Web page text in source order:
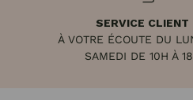
SERVICE CLIENT
À VOTRE ÉCOUTE DU
SAMEDI DE 10H À